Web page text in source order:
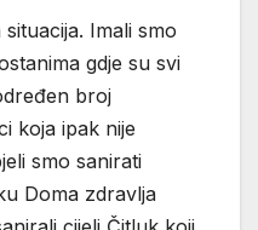
Imali smo
gdje su svi
broj
koja ipak nije
smo sanirati
Doma zdravlja